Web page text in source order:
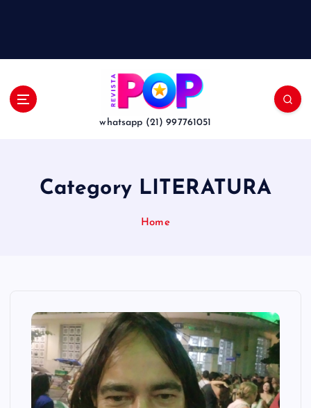
whatsapp (21) 997761051
Category LITERATURA
Home